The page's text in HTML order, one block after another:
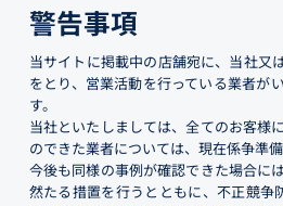
警告事項
当サイトに掲載中の店舗宛に、当社又
をとり、営業活動を行っている業者が
す。
当社といたしましては、全てのお客様
のできた業者については、現在係争準備
今後も同様の事例が確認できた場合に
然たる措置を行うとともに、不正競争